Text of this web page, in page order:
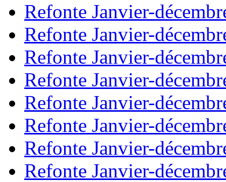
Refonte Janvier-
Refonte Janvier-
Refonte Janvier-
Refonte Janvier-
Refonte Janvier-
Refonte Janvier-
Refonte Janvier-
Refonte Janvier-